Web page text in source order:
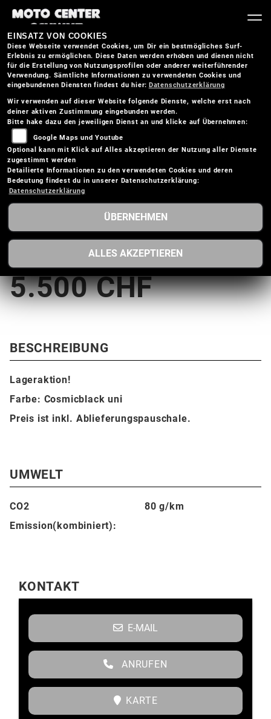
BMW G 310 GS
5.500 CHF
BESCHREIBUNG
Lageraktion!
Farbe: Cosmicblack uni
Preis ist inkl. Ablieferungspauschale.
UMWELT
CO2
Emission(kombiniert):
80 g/km
KONTAKT
E-MAIL
ANRUFEN
KARTE
EINSATZ VON COOKIES
Diese Webseite verwendet Cookies, um Dir ein bestmögliches Surf-
Erlebnis zu ermöglichen. Diese Daten werden erhoben und dienen nicht
für die Erstellung von Nutzungsprofilen oder anderer weiterführender
Verwendung. Sämtliche Informationen zu verwendeten Cookies und
eingebundenen Diensten findest du hier: Datenschutzerklärung
Wir verwenden auf dieser Website folgende Dienste, welche erst nach
deiner aktiven Zustimmung eingebunden werden.
Bitte hake dazu den jeweiligen Dienst an und klicke auf Übernehmen:
Google Maps und Youtube
Optional kann mit Klick auf Alles akzeptieren der Nutzung aller Dienste
zugestimmt werden
Detailierte Informationen zu den verwendeten Cookies und deren
Bedeutung findest du in unserer Datenschutzerklärung:
Datenschutzerklärung
ÜBERNEHMEN
ALLES AKZEPTIEREN